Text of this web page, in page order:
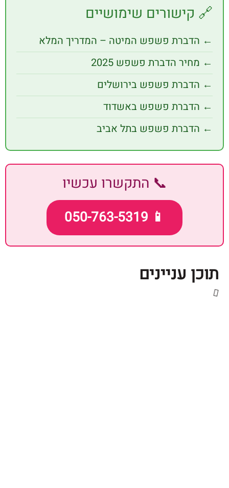
שימושיים
פשפש המיטה – המדריך המלא
הדברת פשפש 2025
פשפש בירושלים
פשפש באשדוד
פשפש בתל אביב
📞 התקשרו עכשיו
📱 050-763-5319
עניינים